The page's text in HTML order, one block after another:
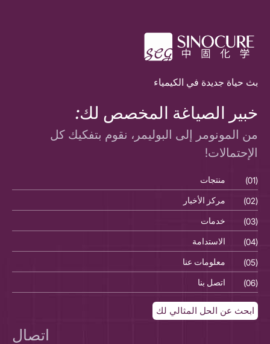
بث حياة جديدة في الكيمياء
خبير الصياغة المخصص لك:
من المونومر إلى البوليمر، نقوم بتفكيك كل
الإحتمالات!
(01) منتجات
(02)
مركز الأخبار
(03)
خدمات
(04)
الاستدامة
(05)
معلومات عنا
(06)
اتصل بنا
ابحث عن الحل المثالي لك
اتصال